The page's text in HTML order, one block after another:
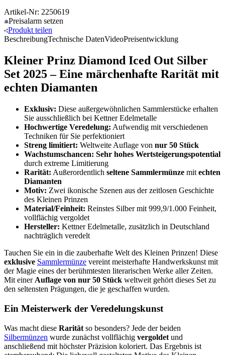
Artikel-Nr: 2250619
Preisalarm setzen
Produkt teilen
BeschreibungTechnische DatenVideoPreisentwicklung
Kleiner Prinz Diamond Iced Out Silber
Set 2025 – Eine märchenhafte Rarität mit
echten Diamanten
Exklusiv: Diese außergewöhnlichen Sammlerstücke erhalten
Sie ausschließlich bei Kettner Edelmetalle
Hochwertige Veredelung: Aufwendig mit verschiedenen
Techniken für Sie perfektioniert
Streng limitiert: Weltweite Auflage von nur 50 Stück
Wachstumschancen: Sehr hohes Wertsteigerungspotential
durch extreme Limitierung
Rarität: Außerordentlich seltene Sammlermünze mit echten
Diamanten
Motiv: Zwei ikonische Szenen aus der zeitlosen Geschichte
des Kleinen Prinzen
Material/Feinheit: Reinstes Silber mit 999,9/1.000 Feinheit,
vollflächig vergoldet
Hersteller: Kettner Edelmetalle, zusätzlich in Deutschland
nachträglich veredelt
Tauchen Sie ein in die zauberhafte Welt des Kleinen Prinzen! Diese
exklusive Sammlermünze vereint meisterhafte Handwerkskunst mit
der Magie eines der berühmtesten literarischen Werke aller Zeiten.
Mit einer Auflage von nur 50 Stück weltweit gehört dieses Set zu
den seltensten Prägungen, die je geschaffen wurden.
Ein Meisterwerk der Veredelungskunst
Was macht diese Rarität so besonders? Jede der beiden
Silbermünzen wurde zunächst vollflächig vergoldet und
anschließend mit höchster Präzision koloriert. Das Ergebnis ist